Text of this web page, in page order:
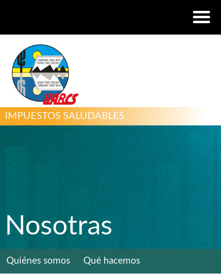
IMPUESTOS SALUDABLES
Nosotras
Quiénes somos Qué hacemos